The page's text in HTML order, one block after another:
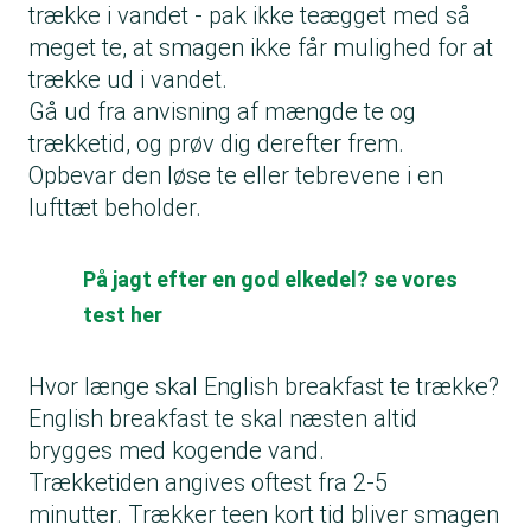
trække i vandet - pak ikke teægget med så
meget te, at smagen ikke får mulighed for at
trække ud i vandet.
Gå ud fra anvisning af mængde te og
trækketid, og prøv dig derefter frem.
Opbevar den løse te eller tebrevene i en
lufttæt beholder.
På jagt efter en god elkedel? se vores
test her
Hvor længe skal English breakfast te trække?
English breakfast te skal næsten altid
brygges med kogende vand.
Trækketiden angives oftest fra 2-5
minutter. Trækker teen kort tid bliver smagen